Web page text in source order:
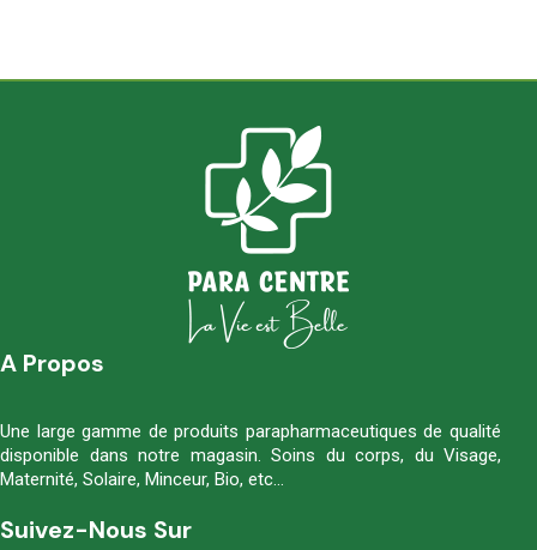
A Propos
Une large gamme de produits parapharmaceutiques de qualité
disponible dans notre magasin. Soins du corps, du Visage,
Maternité, Solaire, Minceur, Bio, etc…
Suivez-Nous Sur